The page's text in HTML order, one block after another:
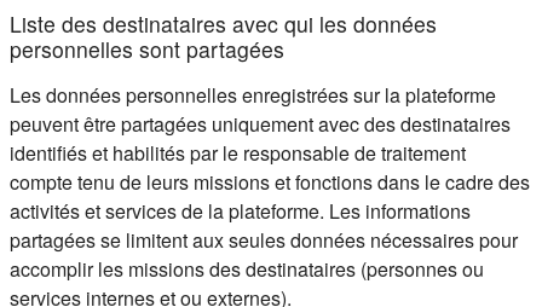
Liste des destinataires avec qui les données
personnelles sont partagées
Les données personnelles enregistrées sur la plateforme
peuvent être partagées uniquement avec des destinataires
identifiés et habilités par le responsable de traitement
compte tenu de leurs missions et fonctions dans le cadre des
activités et services de la plateforme. Les informations
partagées se limitent aux seules données nécessaires pour
accomplir les missions des destinataires (personnes ou
services internes et ou externes).